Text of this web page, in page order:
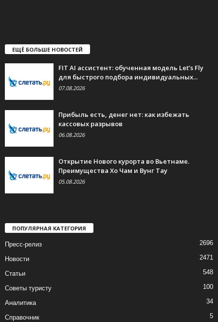
ЕЩЁ БОЛЬШЕ НОВОСТЕЙ
FIT AI ассистент: обученная модель Let’s Fly
для быстрого подбора индивидуальных...
07.08.2026
Прибыль есть, денег нет: как избежать
кассовых разрывов
06.08.2026
Открытие Нового курорта во Вьетнаме.
Преимущества Хо Чам и Вунг Тау
05.08.2026
ПОПУЛЯРНАЯ КАТЕГОРИЯ
Пресс-релиз 2696
Новости 2471
Статьи 548
Советы туристу 100
Аналитика 34
Справочник 5